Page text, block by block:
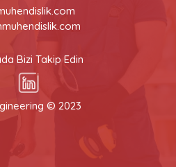
Bizi Takip Edin
© 2023